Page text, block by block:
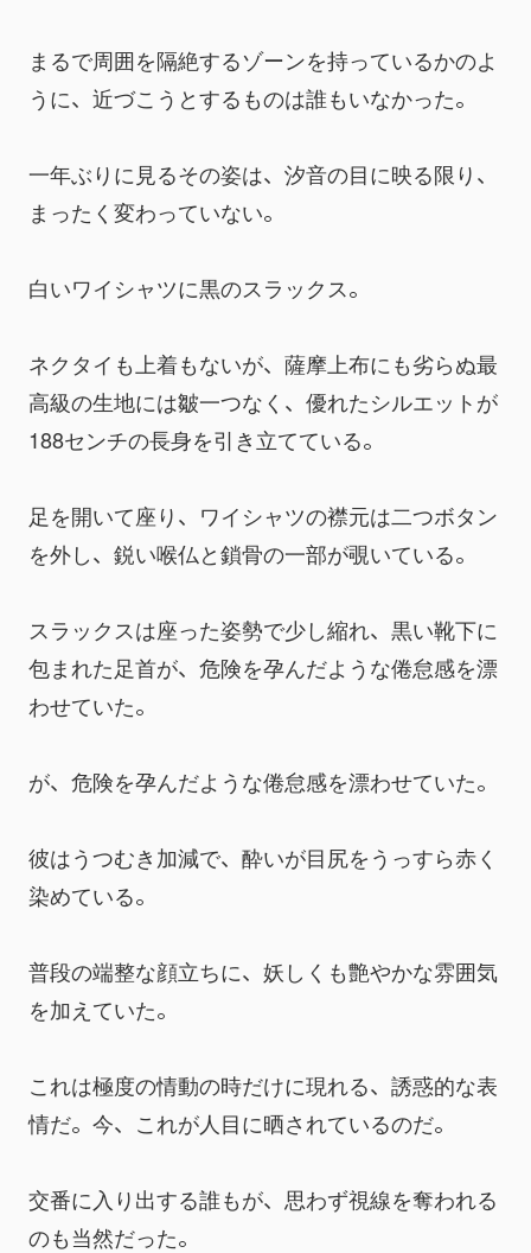
まるで周囲を隔絶するゾーンを持っているかのよ
うに、近づこうとするものは誰もいなかった。
一年ぶりに見るその姿は、汐音の目に映る限り、
まったく変わっていない。
白いワイシャツに黒のスラックス。
ネクタイも上着もないが、薩摩上布にも劣らぬ最
高級の生地には皺一つなく、優れたシルエットが
188センチの長身を引き立てている。
足を開いて座り、ワイシャツの襟元は二つボタン
を外し、鋭い喉仏と鎖骨の一部が覗いている。
スラックスは座った姿勢で少し縮れ、黒い靴下に
包まれた足首が、危険を孕んだような倦怠感を漂
わせていた。
が、危険を孕んだような倦怠感を漂わせていた。
彼はうつむき加減で、酔いが目尻をうっすら赤く
染めている。
普段の端整な顔立ちに、妖しくも艶やかな雰囲気
を加えていた。
これは極度の情動の時だけに現れる、誘惑的な表
情だ。今、これが人目に晒されているのだ。
交番に入り出する誰もが、思わず視線を奪われる
のも当然だった。